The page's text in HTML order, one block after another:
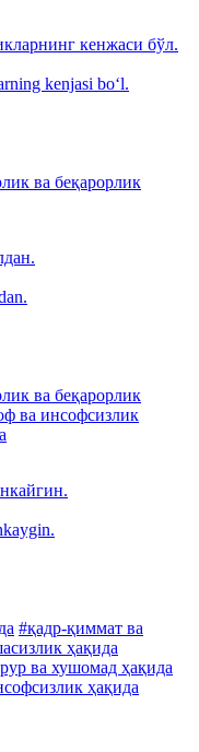
кенжаси бўл.
kenjasi bo‘l.
ва беқарорлик
ва беқарорлик
ва инсофсизлик
#қадр-қиммат ва
ҳақида
ва хушомад ҳақида
ҳақида